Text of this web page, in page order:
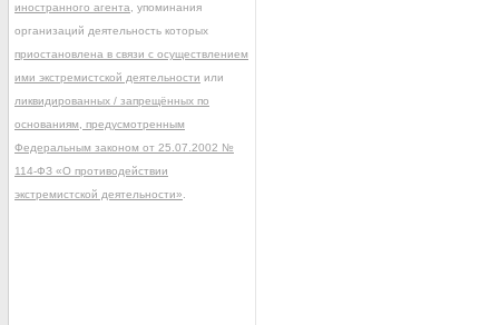
иностранного агента , упоминания
организаций деятельность которых
приостановлена в связи с осуществлением
ими экстремистской деятельности или
ликвидированных / запрещённых по
основаниям, предусмотренным
Федеральным законом от 25.07.2002 №
114-ФЗ «О противодействии
экстремистской деятельности»